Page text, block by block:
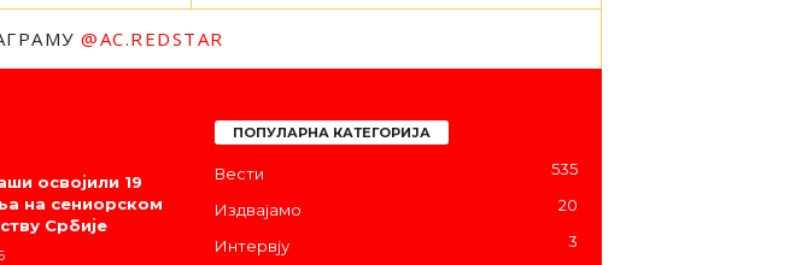
@AC.REDSTAR
освојили 19
на сениорском
Србије
ПОПУЛАРНА КАТЕГОРИЈА
Вести 535
Издвајамо 20
Интервју 3